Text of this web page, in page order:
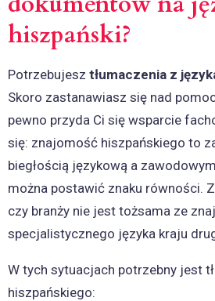
hiszpański?
Potrzebujesz tłumaczenia z
Skoro zastanawiasz się nad
pewno przyda Ci się wsparcie
się: znajomość hiszpańskiego to
biegłością językową a
można postawić znaku równości.
czy branży nie jest tożsama ze
specjalistycznego języka kraju
W tych sytuacjach potrzebny jest
hiszpańskiego: